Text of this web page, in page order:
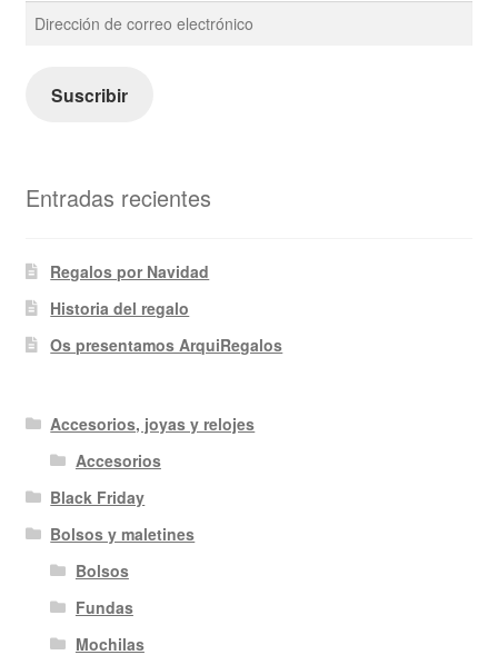
Dirección
de
electrónico
Suscribir
Entradas recientes
Regalos por Navidad
Historia del regalo
Os presentamos ArquiRegalos
Accesorios, joyas y relojes
Accesorios
Black Friday
Bolsos y maletines
Bolsos
Fundas
Mochilas